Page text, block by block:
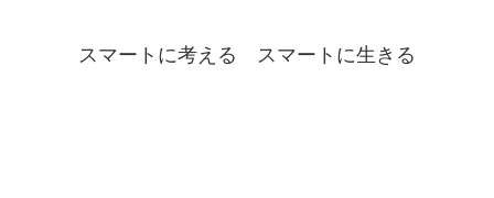
スマートに考える スマートに生きる